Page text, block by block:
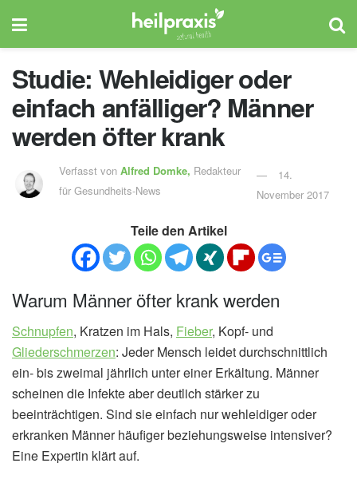
Studie: Wehleidiger oder
einfach anfälliger? Männer
werden öfter krank
Verfasst von Alfred Domke, Redakteur
für Gesundheits-News
14.
November 2017
Teile den Artikel
Warum Männer öfter krank werden
Schnupfen, Kratzen im Hals, Fieber, Kopf- und
Gliederschmerzen: Jeder Mensch leidet durchschnittlich
ein- bis zweimal jährlich unter einer Erkältung. Männer
scheinen die Infekte aber deutlich stärker zu
beeinträchtigen. Sind sie einfach nur wehleidiger oder
erkranken Männer häufiger beziehungsweise intensiver?
Eine Expertin klärt auf.